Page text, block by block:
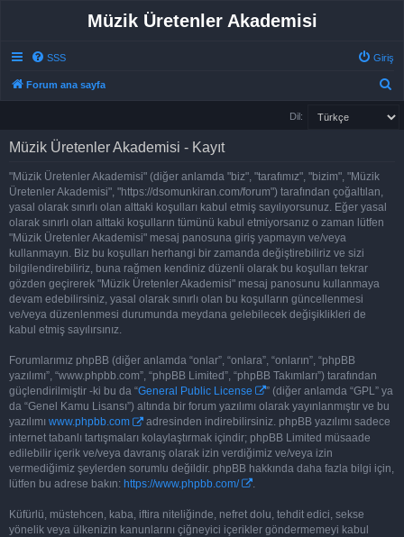
Müzik Üretenler Akademisi
SSS Giriş
Forum ana sayfa
Dil:
Müzik Üretenler Akademisi - Kayıt
"Müzik Üretenler Akademisi" (diğer anlamda "biz", "tarafımız", "bizim", "Müzik
Üretenler Akademisi", "https://dsomunkiran.com/forum") tarafından çoğaltılan,
yasal olarak sınırlı olan alttaki koşulları kabul etmiş sayılıyorsunuz. Eğer yasal
olarak sınırlı olan alttaki koşulların tümünü kabul etmiyorsanız o zaman lütfen
"Müzik Üretenler Akademisi" mesaj panosuna giriş yapmayın ve/veya
kullanmayın. Biz bu koşulları herhangi bir zamanda değiştirebiliriz ve sizi
bilgilendirebiliriz, buna rağmen kendiniz düzenli olarak bu koşulları tekrar
gözden geçirerek "Müzik Üretenler Akademisi" mesaj panosunu kullanmaya
devam edebilirsiniz, yasal olarak sınırlı olan bu koşulların güncellenmesi
ve/veya düzenlenmesi durumunda meydana gelebilecek değişiklikleri de
kabul etmiş sayılırsınız.
Forumlarımız phpBB (diğer anlamda “onlar”, “onlara”, “onların”, “phpBB
yazılımı”, “www.phpbb.com”, “phpBB Limited”, “phpBB Takımları”) tarafından
güçlendirilmiştir -ki bu da “General Public License
” (diğer anlamda “GPL” ya
da “Genel Kamu Lisansı”) altında bir forum yazılımı olarak yayınlanmıştır ve bu
yazılımı www.phpbb.com
adresinden indirebilirsiniz. phpBB yazılımı sadece
internet tabanlı tartışmaları kolaylaştırmak içindir; phpBB Limited müsaade
edilebilir içerik ve/veya davranış olarak izin verdiğimiz ve/veya izin
vermediğimiz şeylerden sorumlu değildir. phpBB hakkında daha fazla bilgi için,
lütfen bu adrese bakın: https://www.phpbb.com/
Küfürlü, müstehcen, kaba, iftira niteliğinde, nefret dolu, tehdit edici, sekse
yönelik veya ülkenizin kanunlarını çiğneyici içerikler göndermemeyi kabul